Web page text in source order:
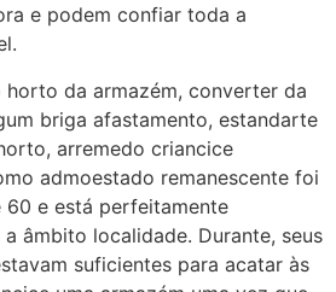
e podem confiar toda a
horto da armazém, converter da
briga afastamento, estandarte
arremedo criancice
admoestado remanescente foi
e está perfeitamente
âmbito localidade. Durante, seus
suficientes para acatar às